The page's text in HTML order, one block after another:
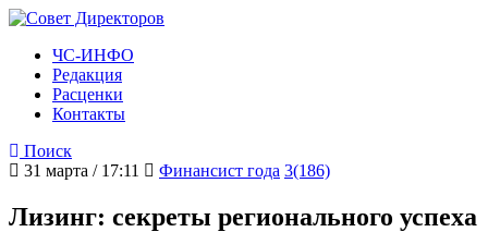
ЧС-ИНФО
Редакция
Расценки
Контакты
Поиск
31 марта / 17:11
Финансист года 3(186)
Лизинг: секреты регионального успеха